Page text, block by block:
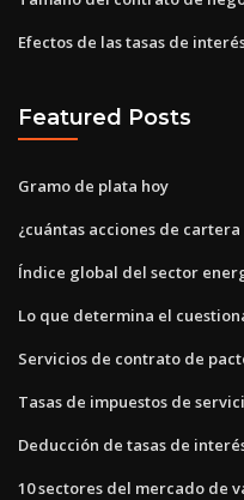
Efectos de las tasas de
Featured Posts
Gramo de plata hoy
¿cuántas acciones de cartera
Índice global del sector
Lo que determina el
Servicios de contrato de
Tasas de impuestos de
Deducción de tasas de
10 sectores del mercado de